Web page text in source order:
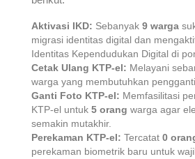
Aktivasi IKD: Sebanyak 9 warga
migrasi identitas digital dan
Identitas Kependudukan Digital di
Cetak Ulang KTP-el: Melayani
warga yang membutuhkan
Ganti Foto KTP-el: Memfasilitasi
KTP-el untuk 5 orang warga agar
semakin mutakhir.
Perekaman KTP-el: Tercatat 0
perekaman biometrik baru untuk